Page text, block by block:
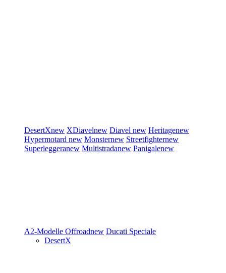
DesertXnew XDiavelnew Diavel new Heritagenew
Hypermotard new Monsternew Streetfighternew
Superleggeranew Multistradanew Panigalenew
A2-Modelle Offroadnew Ducati Speciale
DesertX